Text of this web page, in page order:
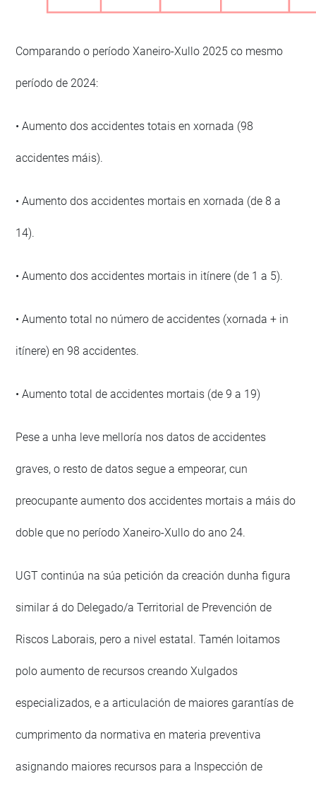
Comparando o período Xaneiro-Xullo 2025 co mesmo
período de 2024:
• Aumento dos accidentes totais en xornada (98
accidentes máis).
• Aumento dos accidentes mortais en xornada (de 8 a
14).
• Aumento dos accidentes mortais in itínere (de 1 a 5).
• Aumento total no número de accidentes (xornada + in
itínere) en 98 accidentes.
• Aumento total de accidentes mortais (de 9 a 19)
Pese a unha leve melloría nos datos de accidentes
graves, o resto de datos segue a empeorar, cun
preocupante aumento dos accidentes mortais a máis do
doble que no período Xaneiro-Xullo do ano 24.
UGT continúa na súa petición da creación dunha figura
similar á do Delegado/a Territorial de Prevención de
Riscos Laborais, pero a nivel estatal. Tamén loitamos
polo aumento de recursos creando Xulgados
especializados, e a articulación de maiores garantías de
cumprimento da normativa en materia preventiva
asignando maiores recursos para a Inspección de